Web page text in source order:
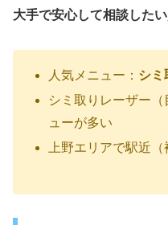
大手で安心して相談したい
人気メニュー： シミ
シミ取りレーザー
ューが多い
上野エリアで駅近（